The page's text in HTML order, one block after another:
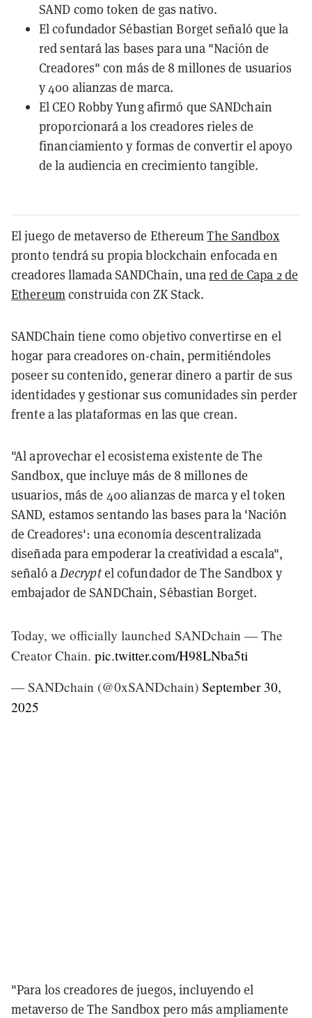
SAND como token de gas nativo.
El cofundador Sébastian Borget señaló que la
red sentará las bases para una "Nación de
Creadores" con más de 8 millones de usuarios
y 400 alianzas de marca.
El CEO Robby Yung afirmó que SANDchain
proporcionará a los creadores rieles de
financiamiento y formas de convertir el apoyo
de la audiencia en crecimiento tangible.
El juego de metaverso de EthereumThe Sandbox
pronto tendrá su propia blockchain enfocada en
creadores llamada SANDChain, unared de Capa 2 de
Ethereumconstruida con ZK Stack.
SANDChain tiene como objetivo convertirse en el
hogar para creadores on-chain, permitiéndoles
poseer su contenido, generar dinero a partir de sus
identidades y gestionar sus comunidades sin perder
frente a las plataformas en las que crean.
"Al aprovechar el ecosistema existente de The
Sandbox, que incluye más de 8 millones de
usuarios, más de 400 alianzas de marca y el token
SAND, estamos sentando las bases para la 'Nación
de Creadores': una economía descentralizada
diseñada para empoderar la creatividad a escala",
señaló aDecryptel cofundador de The Sandbox y
embajador de SANDChain, Sébastian Borget.
Today, we officially launched SANDchain — The
Creator Chain. pic.twitter.com/H98LNba5ti
— SANDchain (@0xSANDchain) September 30,
2025
"Para los creadores de juegos, incluyendo el
metaverso de The Sandbox pero más ampliamente